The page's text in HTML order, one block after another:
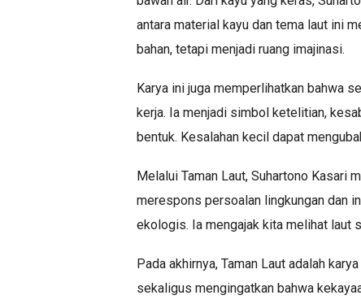
antara material kayu dan tema laut ini
bahan, tetapi menjadi ruang imajinasi.
Karya ini juga memperlihatkan bahwa
kerja. Ia menjadi simbol ketelitian,
bentuk. Kesalahan kecil dapat
Melalui Taman Laut, Suhartono Kasari
merespons persoalan lingkungan dan
ekologis. Ia mengajak kita melihat laut
Pada akhirnya, Taman Laut adalah
sekaligus mengingatkan bahwa